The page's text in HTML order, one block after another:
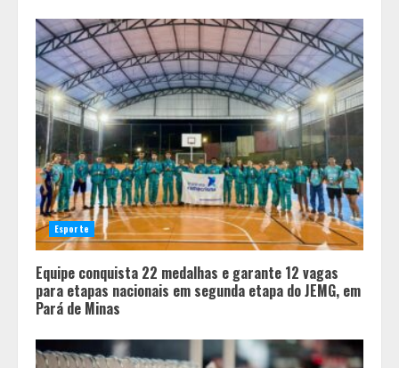
Esporte
Equipe conquista 22 medalhas e garante 12 vagas
para etapas nacionais em segunda etapa do JEMG, em
Pará de Minas